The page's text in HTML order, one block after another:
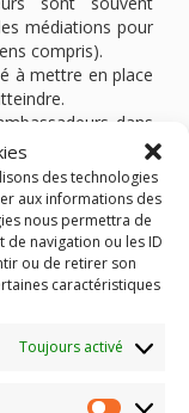
des technologies
aux informations des
nous permettra de
navigation ou les ID
ou de retirer son
caractéristiques
Toujours activé
médiations pour
compris).
à mettre en place
dans
celle-ci ? Quelles
mises en place ?
novembre au